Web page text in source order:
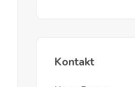
Kontakt